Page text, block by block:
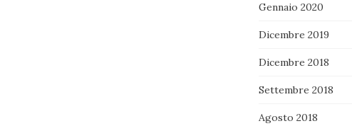
Gennaio 2020
Dicembre 2019
Dicembre 2018
Settembre 2018
Agosto 2018